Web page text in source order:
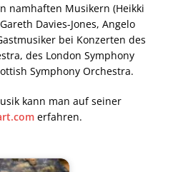
namhaften Musikern (Heikki
Davies-Jones, Angelo
bei Konzerten des
des London Symphony
Symphony Orchestra.
kann man auf seiner
erfahren.